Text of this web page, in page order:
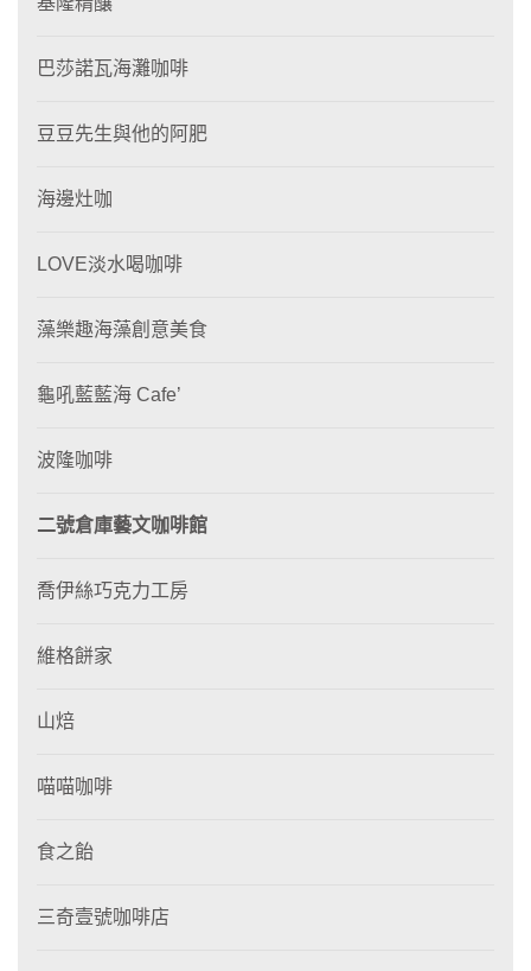
巴莎諾瓦海灘咖啡
豆豆先生與他的阿肥
海邊灶咖
LOVE淡水喝咖啡
藻樂趣海藻創意美食
龜吼藍藍海 Cafe’
波隆咖啡
二號倉庫藝文咖啡館
喬伊絲巧克力工房
維格餅家
山焙
喵喵咖啡
食之飴
三奇壹號咖啡店